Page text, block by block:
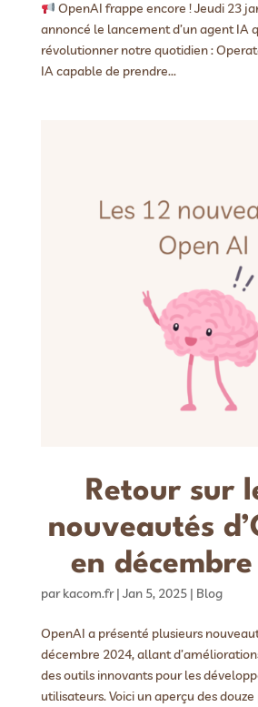
OpenAI frappe encore ! Jeudi 23
annoncé le lancement d’un agent IA
révolutionner notre quotidien :
IA capable de prendre...
Retour sur
nouveautés
en
parkacom.fr| Jan 5, 2025| Blog
OpenAI a présenté plusieurs
décembre 2024, allant
des outils innovants pour les
utilisateurs. Voici un aperçu des